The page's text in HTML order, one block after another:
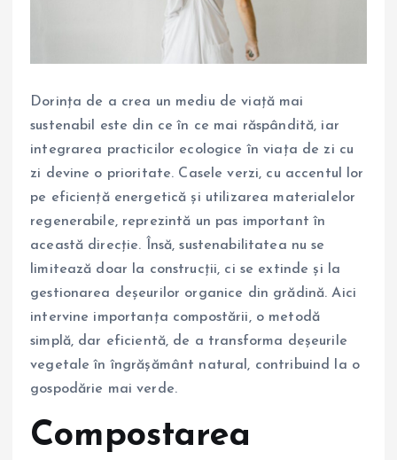
Dorința de a crea un mediu de viață mai
sustenabil este din ce în ce mai răspândită, iar
integrarea practicilor ecologice în viața de zi cu
zi devine o prioritate. Casele verzi, cu accentul lor
pe eficiență energetică și utilizarea materialelor
regenerabile, reprezintă un pas important în
această direcție. Însă, sustenabilitatea nu se
limitează doar la construcții, ci se extinde și la
gestionarea deșeurilor organice din grădină. Aici
intervine importanța compostării, o metodă
simplă, dar eficientă, de a transforma deșeurile
vegetale în îngrășământ natural, contribuind la o
gospodărie mai verde.
Compostarea